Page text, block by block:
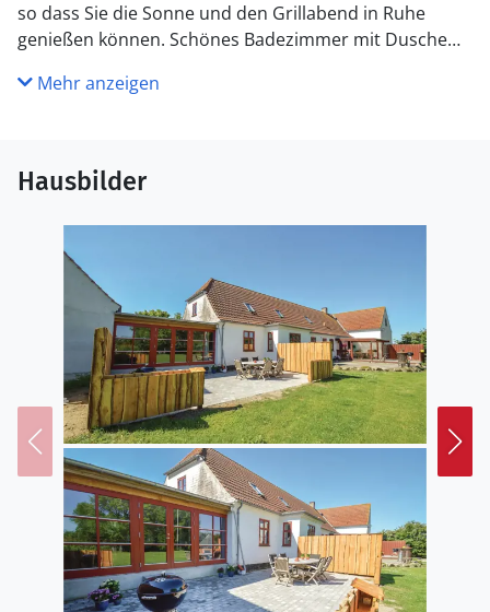
so dass Sie die Sonne und den Grillabend in Ruhe
genießen können. Schönes Badezimmer mit Dusche
Erdgeschoss und zwei Zimmer im 1. Stock. Im Garten
Feuer genießen können. Hier steht auch eine Schaukel
für die Kinder. Bei Fragen, wenden Sie sich bitte an den
Eigentümer.
Stevns ist ein guter Ausgangspunkt für Erlebnisse und
Ausflüge und einen schönen Urlaub.
Mehr anzeigen
Hausbilder